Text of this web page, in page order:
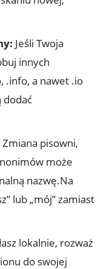
Jeśli Twoja
innych
.info, a nawet .io
dodać
Zmiana pisowni,
może
nazwę.Na
lub „mój” zamiast
lokalnie, rozważ
do swojej